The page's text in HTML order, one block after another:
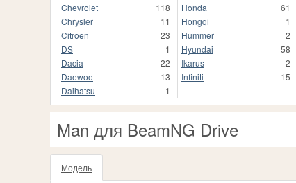
Chevrolet
118
Chrysler
11
Citroen
23
DS
1
Dacia
22
Daewoo
13
Daihatsu
1
Honda
61
Hongqi
1
Hummer
2
Hyundai
58
Ikarus
2
Infiniti
15
Man для BeamNG Drive
Модель